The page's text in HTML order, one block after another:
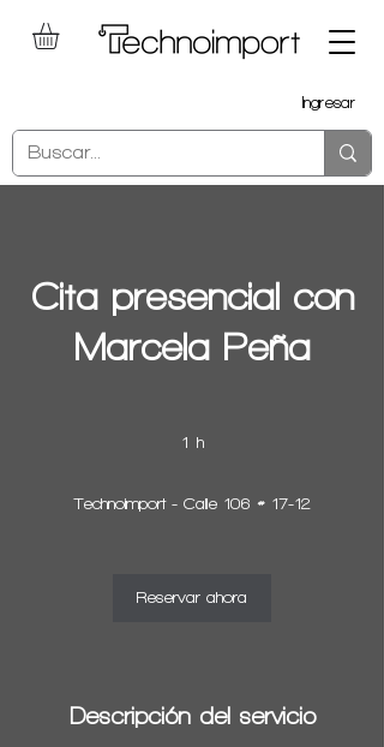
Ingresar
Cita presencial con
Marcela Peña
1 h1
Technoimport - Calle 106 # 17-12
Reservar ahora
Descripción del servicio